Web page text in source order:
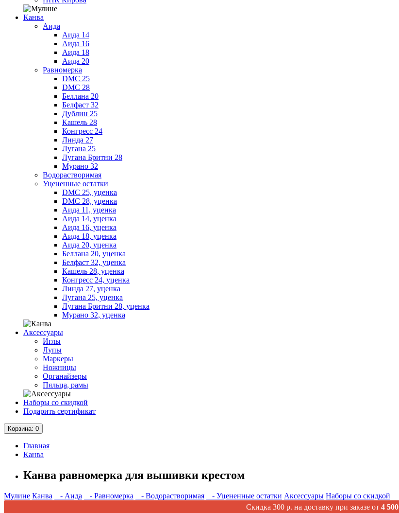
Канва
Аида
Аида 14
Аида 16
Аида 18
Аида 20
Равномерка
DMC 25
DMC 28
Беллана 20
Белфаст 32
Дублин 25
Кашель 28
Конгресс 24
Линда 27
Лугана 25
Лугана Бритни 28
Мурано 32
Водорастворимая
Уцененные остатки
DMC 25, уценка
DMC 28, уценка
Аида 11, уценка
Аида 14, уценка
Аида 16, уценка
Аида 18, уценка
Аида 20, уценка
Беллана 20, уценка
Белфаст 32, уценка
Кашель 28, уценка
Конгресс 24, уценка
Линда 27, уценка
Лугана 25, уценка
Лугана Бритни 28, уценка
Мурано 32, уценка
Аксессуары
Иглы
Лупы
Маркеры
Ножницы
Органайзеры
Пяльца, рамы
Наборы со скидкой
Подарить сертификат
Корзина: 0
Главная
Канва
Канва равномерка для вышивки крестом
Мулине Канва - Аида - Равномерка - Водорастворимая - Уцененные остатки Аксессуары Наборы со скидкой
Скидка 300 р. на доставку при заказе от 4 500